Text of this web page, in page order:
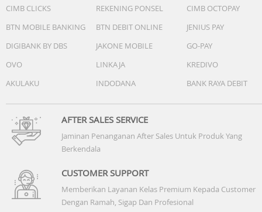
CIMB CLICKS
REKENING PONSEL
CIMB OCTOPAY
BTN MOBILE BANKING
BTN DEBIT ONLINE
JENIUS PAY
DIGIBANK BY DBS
JAKONE MOBILE
GO-PAY
OVO
LINKAJA
KREDIVO
AKULAKU
INDODANA BANK RAYA DEBIT
AFTER SALES SERVICE
Jaminan Penanganan After Sales Untuk Produk Yang
Berkendala
CUSTOMER SUPPORT
Memberikan Layanan Kelas Premium Kepada Customer
Dengan Ramah, Sigap Dan Profesional